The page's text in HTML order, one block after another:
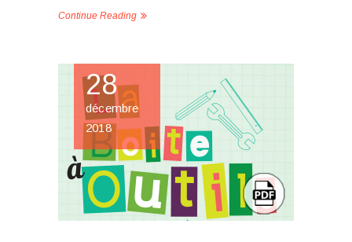
Continue Reading
28
décembre
2018